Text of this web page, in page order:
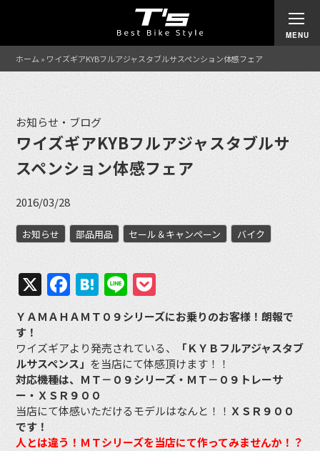
ホーム » ワイズギアKYBフルアジャスタブルサスペンション体感フェア
お知らせ・ブログ
ワイズギアKYBフルアジャスタブルサ
スペンション体感フェア
2016/03/28
お知らせ 部品用品 セール＆キャンペーン バイク
X Facebook
Hatena
Line
ＹＡＭＡＨＡＭＴ０９シリーズにお乗りのお客様！朗報で
す！
ワイズギアより発売されている、
「ＫＹＢフルアジャスタブ
ルサスペンス」 を当店にて体感頂けます！！
対応機種は、ＭＴ－０９シリーズ・ＭＴ－０９トレーサ
ー・ＸＳＲ９００
当店にて体感いただけるモデルはなんと！！ ＸＳＲ９００
です！
人とは違う！ＭＴシリーズを当店にて作ってみませんか！？